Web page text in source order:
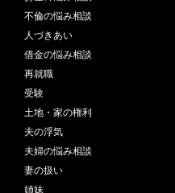
不倫の悩み相談
人づきあい
借金の悩み相談
再就職
受験
土地・家の権利
夫の浮気
夫婦の悩み相談
妻の扱い
姉妹